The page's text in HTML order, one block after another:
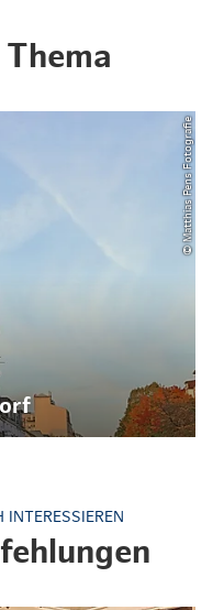
© Matthias Pens Fotografie
INTERESSIEREN